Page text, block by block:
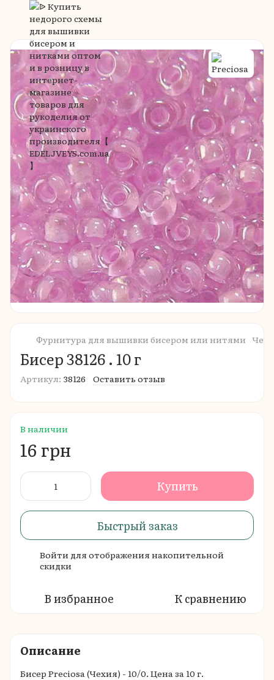
Фурнитура для вышивки бисером или нитями
Бисер 38126 . 10 г
Артикул: 38126 Оставить отзыв
В наличии
16 грн
Купить
Быстрый заказ
Войти для отображения накопительной
скидки
В избранное К сравнению
Описание
Бисер Preciosa (Чехия) - 10/0. Цена за 10 г.